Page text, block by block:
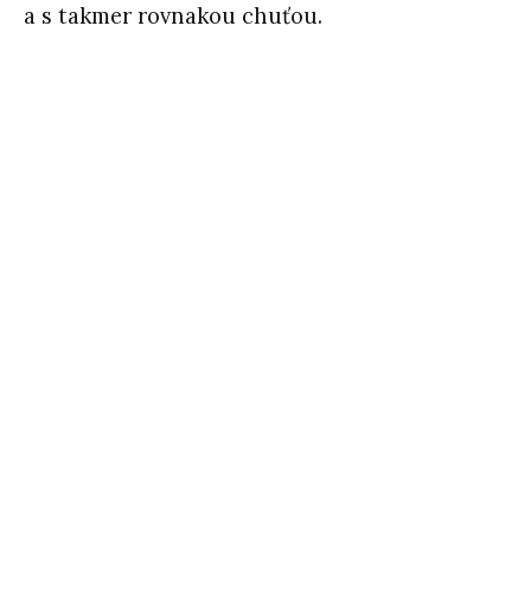
a s takmer rovnakou chuťou.